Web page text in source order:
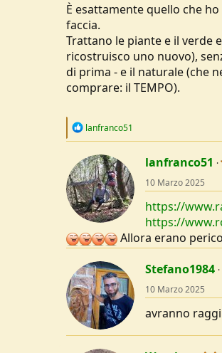
È esattamente quello che
faccia.
Trattano le piante e il verde
ricostruisco uno nuovo),
di prima - e il naturale (che
comprare: il TEMPO).
R
c
t
i
o
n
s
lanfranco51
lanfranco51
10 Marzo 2025
https://
https://
Allora erano
Stefano1984
10 Marzo 2025
avranno